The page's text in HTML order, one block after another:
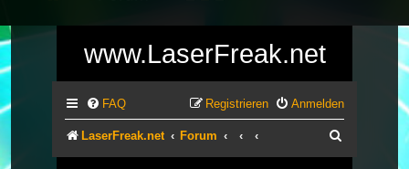
www.LaserFreak.net
FAQ Anmelden
Registrieren
LaserFreak.net Forum